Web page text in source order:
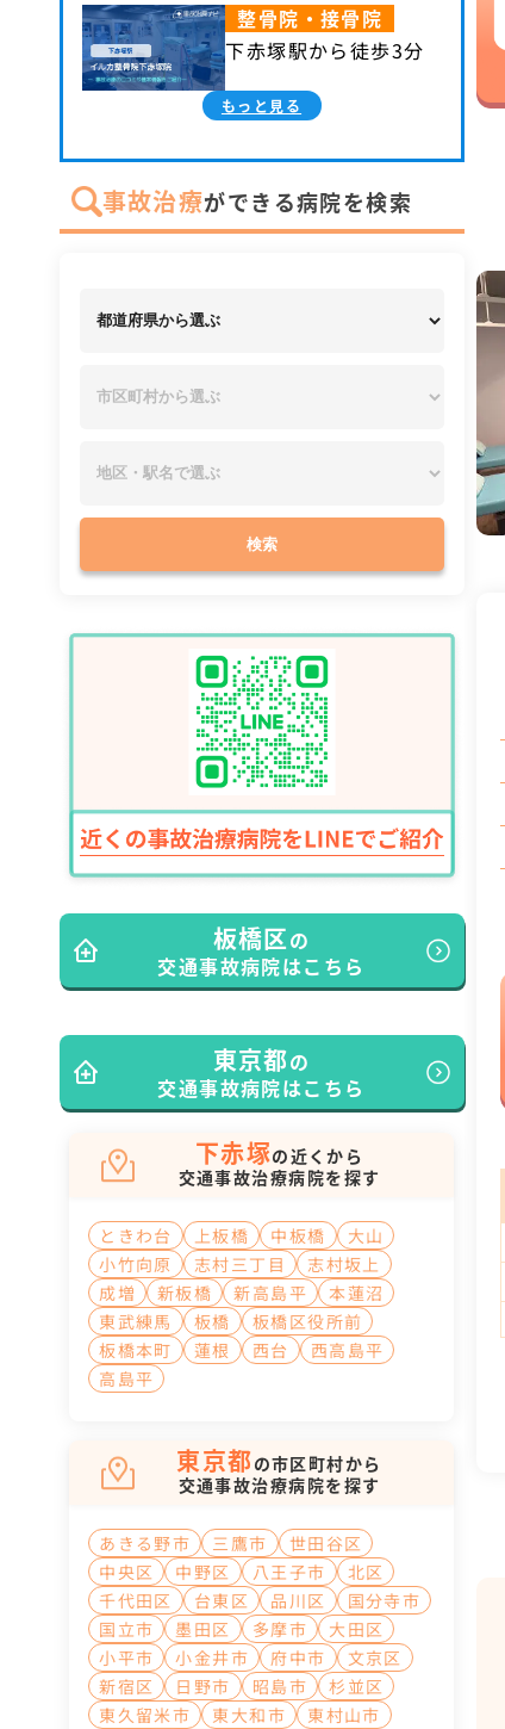
整骨院・接骨院
下赤塚駅から徒歩3分
もっと見る
事故治療ができる病院を検索
検索
板橋区の
交通事故病院はこちら
東京都の
交通事故病院はこちら
下赤塚の近くから
交通事故治療病院を探す
ときわ台 上板橋 中板橋
大山
小竹向原
志村三丁目
志村坂上
成増
新板橋 新高島平
本蓮沼
東武練馬
板橋
板橋区役所前
板橋本町
蓮根 西台
西高島平
高島平
東京都の市区町村から
交通事故治療病院を探す
あきる野市 三鷹市
世田谷区
中央区
中野区 八王子市
北区
千代田区
台東区 品川区
国分寺市
国立市
墨田区 多摩市
大田区
小平市
小金井市 府中市
文京区
新宿区
日野市 昭島市
杉並区
東久留米市
東大和市
東村山市